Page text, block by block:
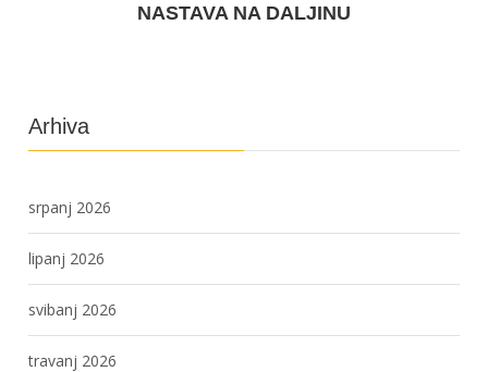
NASTAVA NA DALJINU
Arhiva
srpanj 2026
lipanj 2026
svibanj 2026
travanj 2026